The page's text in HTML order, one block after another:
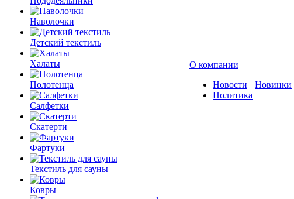
Наволочки
Детский текстиль
Халаты
Полотенца
Салфетки
Скатерти
Фартуки
Текстиль для сауны
Ковры
О компании
Новости
Политика
Новинки